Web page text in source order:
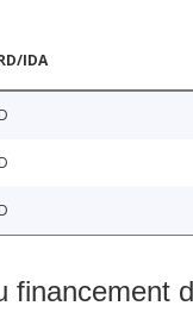
IDA
financement